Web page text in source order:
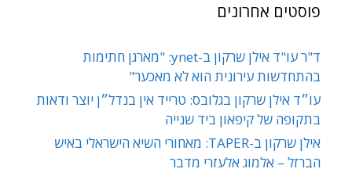
פוסטים אחרונים
ד"ר עו"ד אילן שרקון ב-ynet: "מארגן חתימות
בהתחדשות עירונית הוא לא מאכער"
עו״ד אילן שרקון בגלובס: טרייד אין בנדל״ן יוצר ודאות
בתקופה של קיפאון ביד שנייה
אילן שרקון ב-TAPER: מאחורי השיא הישראלי באיש
הברזל – אלמוג אלעזרי מדבר